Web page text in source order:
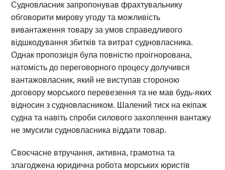
Судновласник запропонував фрахтувальнику
обговорити мирову угоду та можливість
вивантаження товару за умов справедливого
відшкодування збитків та витрат судновласника.
Однак пропозиція була повністю проігнорована,
натомість до переговорного процесу долучився
вантажовласник, який не виступав стороною
договору морського перевезення та не мав будь-яких
відносин з судновласником. Шалений тиск на екіпаж
судна та навіть спроби силового захоплення вантажу
не змусили судновласника віддати товар.
Своєчасне втручання, активна, грамотна та
злагоджена юридична робота морських юристів